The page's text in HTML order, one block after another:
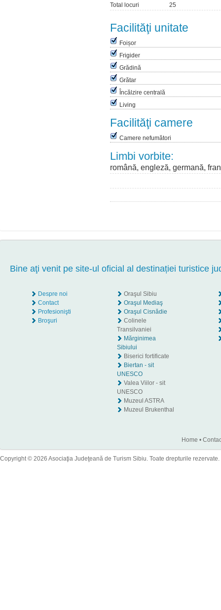
Total locuri
25
Facilităţi unitate
Foișor
Frigider
Grădină
Grătar
Încălzire centrală
Living
Facilităţi camere
Camere nefumători
Limbi vorbite:
română, engleză, germană,
Bine aţi venit pe site-ul oficial al destinației turistice
Despre noi
Contact
Profesionişti
Broşuri
Oraşul Sibiu
Oraşul Mediaş
Oraşul Cisnădie
Colinele
Transilvaniei
Mărginimea
Sibiului
Biserici fortificate
Biertan - sit
UNESCO
Valea Viilor - sit
UNESCO
Muzeul ASTRA
Muzeul Brukenthal
Home •
Copyright © 2026 Asociaţia Judeţeană de Turism Sibiu. Toate drepturile rezervate.